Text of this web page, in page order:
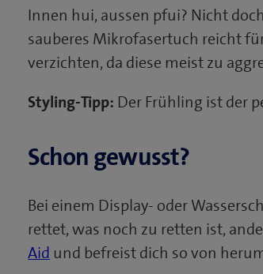
Innen hui, aussen pfui? Nicht
sauberes Mikrofasertuch reicht
verzichten, da diese meist zu
Styling-Tipp: Der Frühling ist der
Schon gewusst?
Bei einem Display- oder
rettet, was noch zu retten ist,
Aid und befreist dich so von